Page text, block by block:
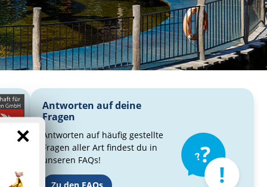
Antworten auf deine
Fragen
Antworten auf häufig gestellte
Fragen aller Art findest du in
unseren FAQs!
×